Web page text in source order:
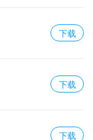
下载
下载
下载